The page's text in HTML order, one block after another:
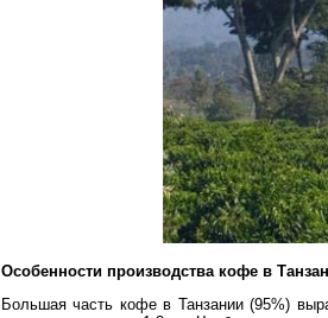
Особенности производства кофе в
Большая часть кофе в Танзании (95%)